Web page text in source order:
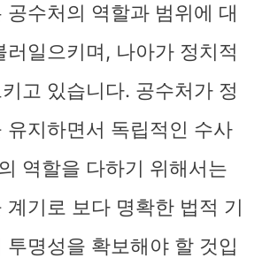
공수처의 역할과 범위에 대
러일으키며, 나아가 정치적
고 있습니다. 공수처가 정
유지하면서 독립적인 수사
역할을 다하기 위해서는
계기로 보다 명확한 법적 기
투명성을 확보해야 할 것입